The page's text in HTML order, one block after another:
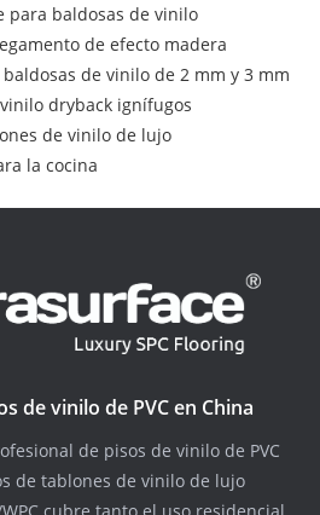
para baldosas de vinilo
de efecto madera
de vinilo de 2 mm y 3 mm
dryback ignífugos
de vinilo de lujo
la cocina
de vinilo de PVC en China
de pisos de vinilo de PVC
de tablones de vinilo de lujo